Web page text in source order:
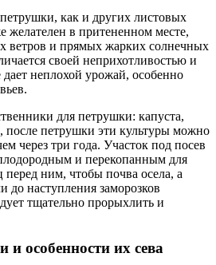
как и других листовых
желателен в притененном месте,
ветров и прямых жарких солнечных
своей неприхотливостью и
неплохой урожай, особенно
для петрушки: капуста,
после петрушки эти культуры можно
через три года. Участок под посев
и перекопанным для
перед ним, чтобы почва осела, а
до наступления заморозков
тщательно прорыхлить и
и особенности их сева